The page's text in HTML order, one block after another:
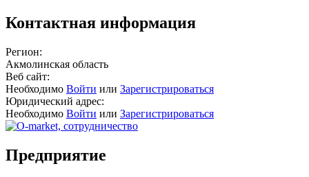
Контактная информация
Регион:
Акмолинская область
Веб сайт:
Необходимо Войти или Зарегистрироваться
Юридический адрес:
Необходимо Войти или Зарегистрироваться
Предприятие